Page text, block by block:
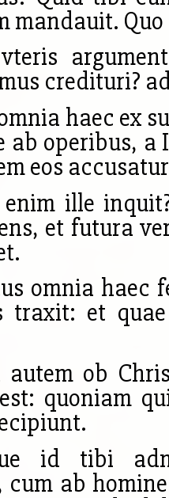
mandauit.
credituri?
haec ex
ab operibus,
eos
enim ille
et futura
omnia haec
traxit: et
autem ob
quoniam
id tibi
cum ab